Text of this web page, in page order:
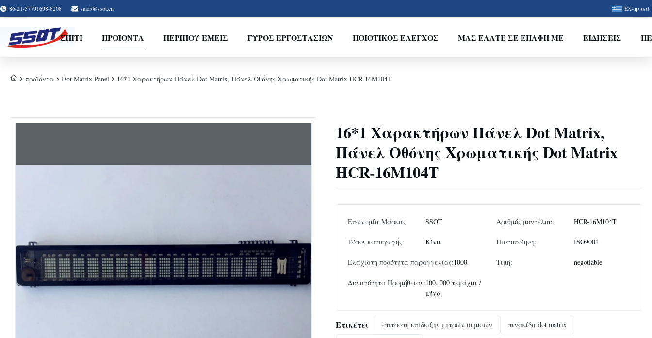
86-21-57791698-8208 sale5@ssot.cn Ελληνικά
ΣΠΊΤΙ ΠΡΟΪΌΝΤΑ ΠΕΡΊΠΟΥ ΕΜΕΊΣ ΓΎΡΟΣ ΕΡΓΟΣΤΑΣΊΩΝ ΠΟΙΟΤΙΚΌΣ ΈΛΕΓΧΟΣ ΜΑΣ ΕΛΆΤΕ ΣΕ ΕΠΑΦΉ ΜΕ ΕΙΔΉΣΕΙΣ
προϊόντα Dot Matrix Panel 16*1 Χαρακτήρων Πάνελ Dot Matrix, Πάνελ Οθόνης Χρωματικής Dot Matrix HCR-16M104T
16*1 Χαρακτήρων Πάνελ Dot Matrix,
Πάνελ Οθόνης Χρωματικής Dot Matrix
HCR-16M104T
Επωνυμία Μάρκας: SSOT Αριθμός μοντέλου: HCR-16M104T
Τόπος καταγωγής: Κίνα Πιστοποίηση: ISO9001
Ελάχιστη ποσότητα παραγγελίας:1000 Τιμή: negotiable
Δυνατότητα Προμήθειας:100, 000 τεμάχια /
μήνα
Ετικέτες επιτροπή επίδειξης μητρών σημείων
πινακίδα dot matrix